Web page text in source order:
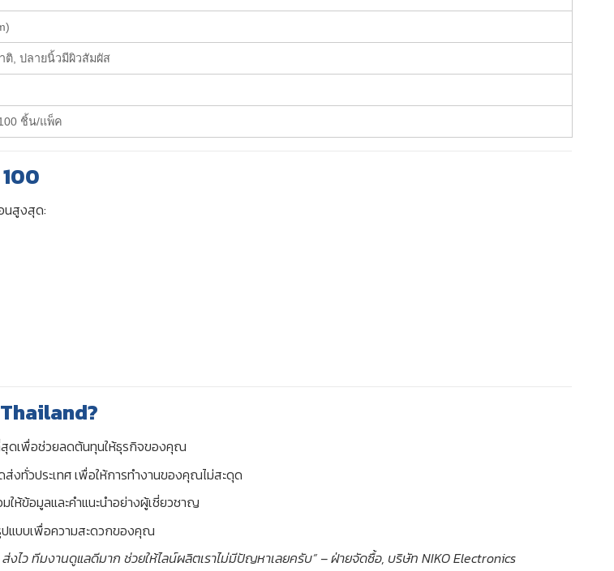
ติ, ปลายนิ้วมีผิวสัมผัส
ชิ้น/แพ็ค
นสูงสุด:
Thailand?
สุดเพื่อช่วยลดต้นทุนให้ธุรกิจของคุณ
งทั่วประเทศ เพื่อให้การทำงานของคุณไม่สะดุด
ห้ข้อมูลและคำแนะนำอย่างผู้เชี่ยวชาญ
ปแบบเพื่อความสะดวกของคุณ
ว ทีมงานดูแลดีมาก ช่วยให้ไลน์ผลิตเราไม่มีปัญหาเลยครับ” – ฝ่ายจัดซื้อ, บริษัท NIKOElectronics